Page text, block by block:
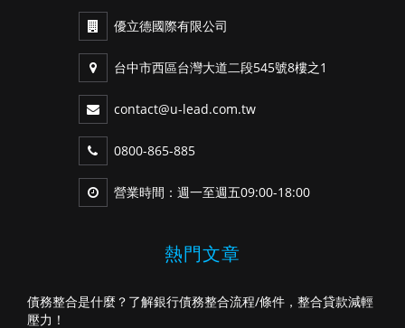
優立德國際有限公司
台中市西區台灣大道二段545號8樓之1
contact@u-lead.com.tw
0800-865-885
營業時間：週一至週五09:00-18:00
熱門文章
債務整合是什麼？了解銀行債務整合流程/條件，整合貸款減輕
壓力！